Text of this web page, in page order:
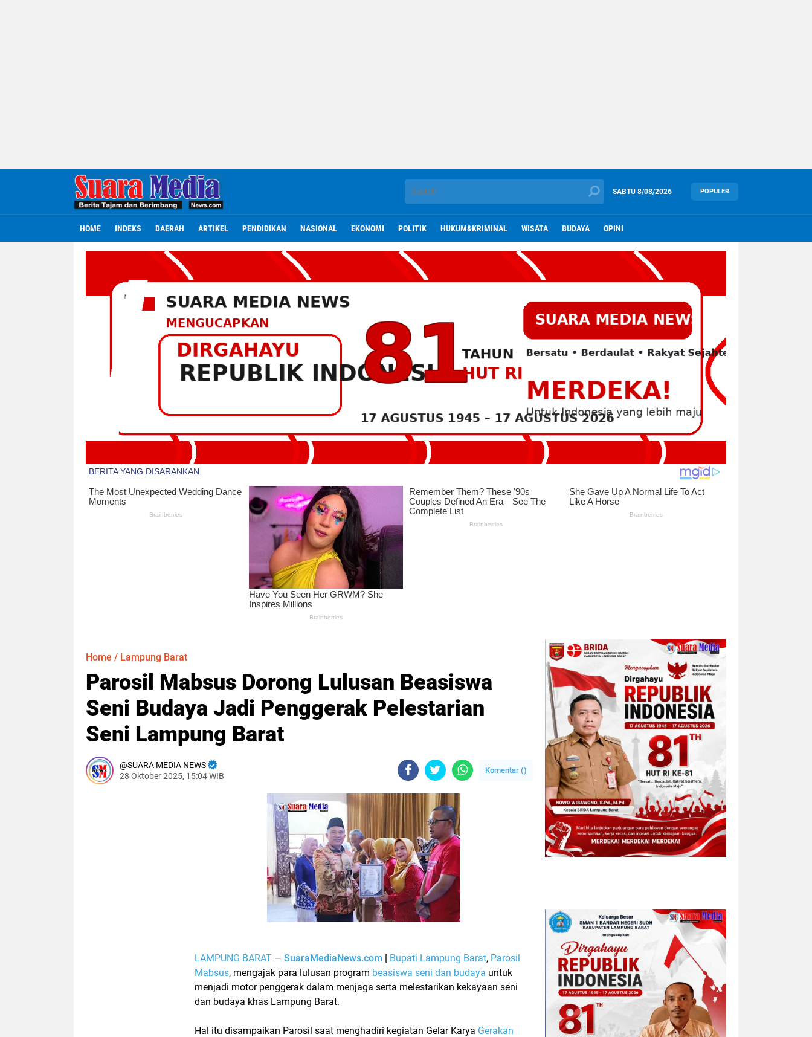
SABTU 8/08/2026 POPULER
HOME INDEKS DAERAH ARTIKEL PENDIDIKAN NASIONAL EKONOMI POLITIK HUKUM&KRIMINAL WISATA BUDAYA OPINI
Home / Lampung Barat
Parosil Mabsus Dorong Lulusan Beasiswa
Seni Budaya Jadi Penggerak Pelestarian
Seni Lampung Barat
SUARA MEDIA NEWS
28 Oktober 2025, 15:04 WIB
Komentar ()
LAMPUNG BARAT — SuaraMediaNews.com | Bupati Lampung Barat, Parosil
Mabsus, mengajak para lulusan program beasiswa seni dan budaya untuk
menjadi motor penggerak dalam menjaga serta melestarikan kekayaan seni
dan budaya khas Lampung Barat.
Hal itu disampaikan Parosil saat menghadiri kegiatan Gelar Karya Gerakan